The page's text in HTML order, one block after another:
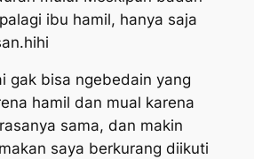
ibu hamil, hanya saja
gak bisa ngebedain yang
hamil dan mual karena
sama, dan makin
saya berkurang diikuti